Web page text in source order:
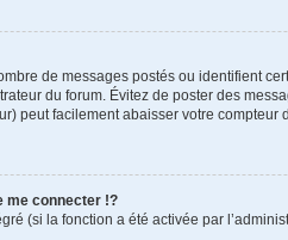
de messages postés ou identifient
du forum. Évitez de poster des
peut facilement abaisser votre compteur
me connecter !?
(si la fonction a été activée par